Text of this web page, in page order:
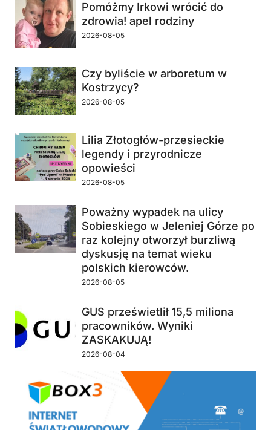
Pomóżmy Irkowi wrócić do
zdrowia! apel rodziny
2026-08-05
Czy byliście w arboretum w
Kostrzycy?
2026-08-05
Lilia Złotogłów-przesieckie
legendy i przyrodnicze
opowieści
2026-08-05
Poważny wypadek na ulicy
Sobieskiego w Jeleniej Górze po
raz kolejny otworzył burzliwą
dyskusję na temat wieku
polskich kierowców.
2026-08-05
GUS prześwietlił 15,5 miliona
pracowników. Wyniki
ZASKAKUJĄ!
2026-08-04